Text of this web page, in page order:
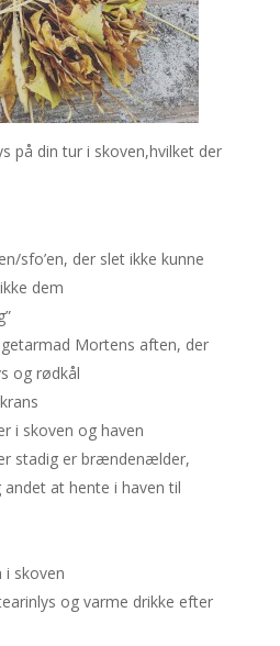
på din tur i skoven,hvilket der
sfo’en, der slet ikke kunne
dem
Mortens aften, der
og rødkål
i skoven og haven
stadig er brændenælder,
at hente i haven til
i skoven
og varme drikke efter